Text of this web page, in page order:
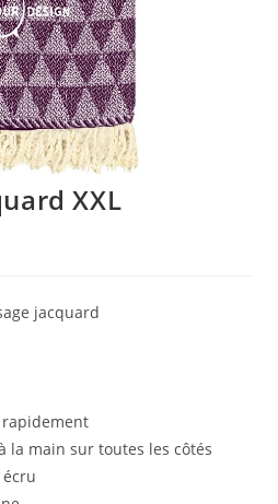
XXL
jacquard
rapidement
la main sur toutes les côtés